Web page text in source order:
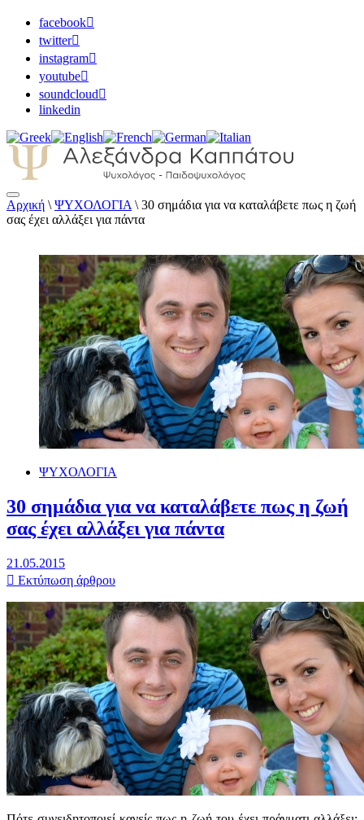
facebook
twitter
instagram
youtube
soundcloud
linkedin
Αλεξάνδρα Καππάτου Ψυχολόγος –
Παιδοψυχολόγος
Αρχική \ ΨΥΧΟΛΟΓΙΑ \ 30 σημάδια για να καταλάβετε πως η ζωή
σας έχει αλλάξει για πάντα
ΨΥΧΟΛΟΓΙΑ
30 σημάδια για να καταλάβετε πως η ζωή
σας έχει αλλάξει για πάντα
21.05.2015
Εκτύπωση άρθρου